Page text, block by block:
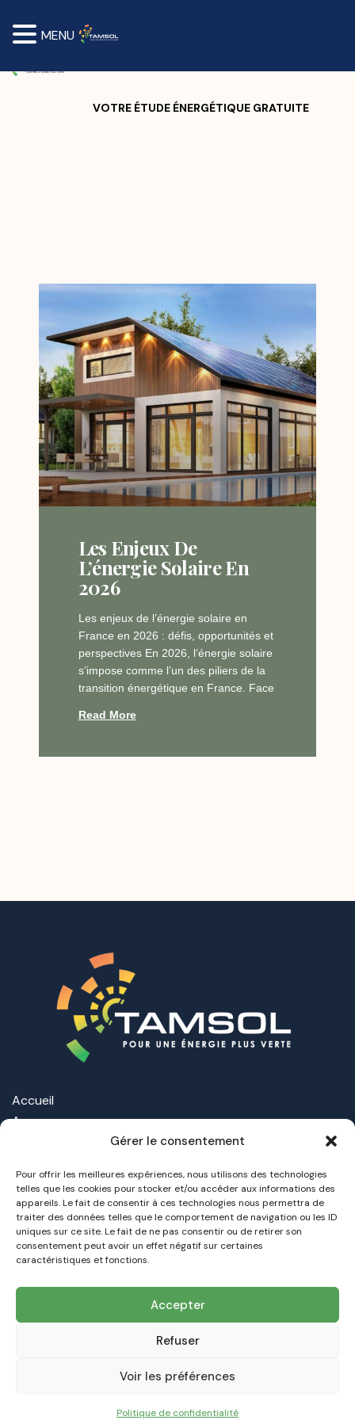
Gérer le consentement
Pour offrir les meilleures expériences, nous utilisons des technologies
telles que les cookies pour stocker et/ou accéder aux informations des
appareils. Le fait de consentir à ces technologies nous permettra de
traiter des données telles que le comportement de navigation ou les ID
uniques sur ce site. Le fait de ne pas consentir ou de retirer son
consentement peut avoir un effet négatif sur certaines
caractéristiques et fonctions.
Accepter
Refuser
Voir les préférences
Politique de confidentialité
VOTRE ÉTUDE ÉNERGÉTIQUE GRATUITE
Les Enjeux De
L’énergie Solaire En
2026
Les enjeux de l’énergie solaire en
France en 2026 : défis, opportunités et
perspectives En 2026, l’énergie solaire
s’impose comme l’un des piliers de la
transition énergétique en France. Face
Read More
Accueil
A propos
Contact
TAMSOL
Votre Expert de la transition énergétique
l'Hérault et dans le Gard
contact@tamsol.fr
TAMSOL © 2026 – Tous droits réservés – Réalisation du
Communication Digitale
MENU